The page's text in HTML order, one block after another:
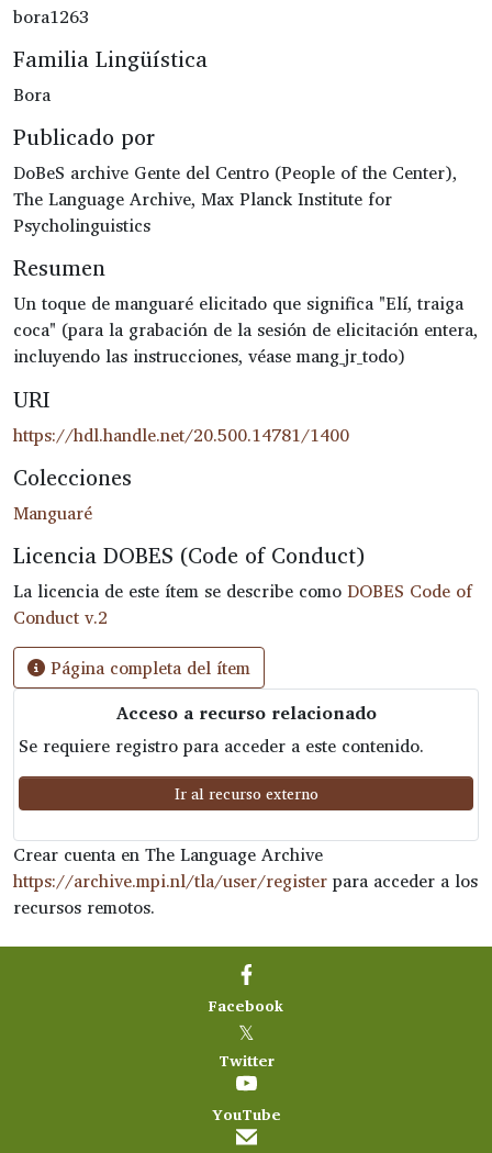
bora1263
Familia Lingüística
Bora
Publicado por
DoBeS archive Gente del Centro (People of the Center),
The Language Archive, Max Planck Institute for
Psycholinguistics
Resumen
Un toque de manguaré elicitado que significa "Elí, traiga
coca" (para la grabación de la sesión de elicitación entera,
incluyendo las instrucciones, véase mang_jr_todo)
URI
https://hdl.handle.net/20.500.14781/1400
Colecciones
Manguaré
Licencia DOBES (Code of Conduct)
La licencia de este ítem se describe comoDOBES Code of
Conduct v.2
Página completa del ítem
Acceso a recurso relacionado
Se requiere registro para acceder a este contenido.
Ir al recurso externo
Crear cuenta en The Language Archive
https://archive.mpi.nl/tla/user/registerpara acceder a los
recursos remotos.
Facebook
𝕏
Twitter
YouTube